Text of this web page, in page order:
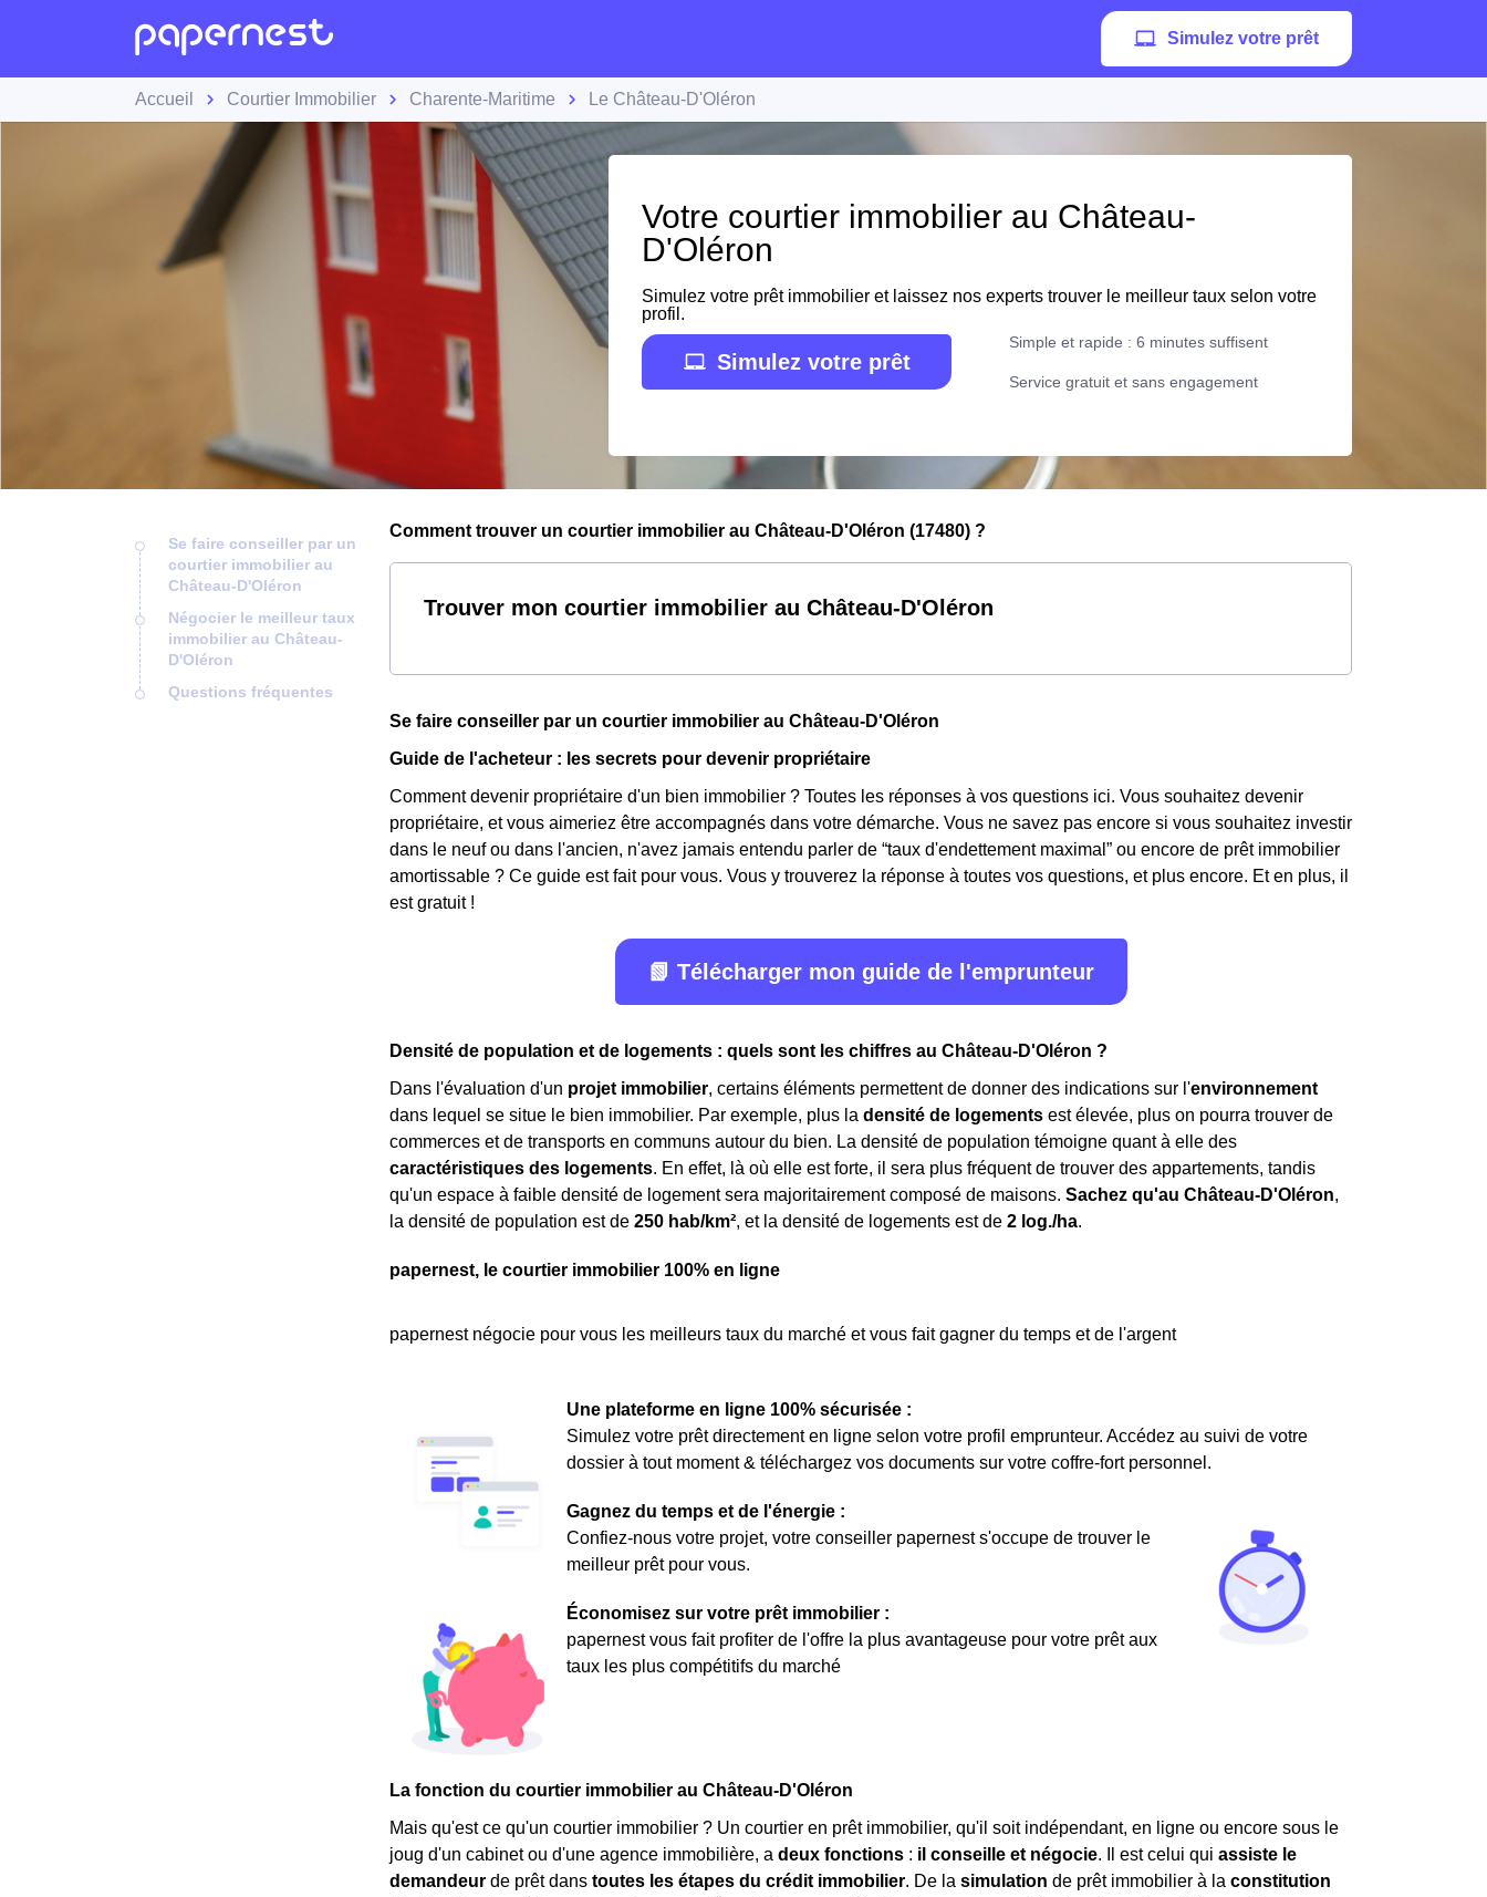
Simulez votre prêt
Accueil Courtier Immobilier Charente-Maritime Le Château-D'Oléron
Votre courtier immobilier au Château-
D'Oléron
Simulez votre prêt immobilier et laissez nos experts trouver le meilleur taux selon votre
profil.
Simulez votre prêt
Simple et rapide : 6 minutes suffisent
Service gratuit et sans engagement
Se faire conseiller par un
courtier immobilier au
Château-D'Oléron
Négocier le meilleur taux
immobilier au Château-
D'Oléron
Questions fréquentes
Comment trouver un courtier immobilier au Château-D'Oléron (17480) ?
Trouver mon courtier immobilier au Château-D'Oléron
Se faire conseiller par un courtier immobilier au Château-D'Oléron
Guide de l'acheteur : les secrets pour devenir propriétaire
Comment devenir propriétaire d'un bien immobilier ? Toutes les réponses à vos questions ici. Vous souhaitez devenir
propriétaire, et vous aimeriez être accompagnés dans votre démarche. Vous ne savez pas encore si vous souhaitez investir
dans le neuf ou dans l'ancien, n'avez jamais entendu parler de “taux d'endettement maximal” ou encore de prêt immobilier
amortissable ? Ce guide est fait pour vous. Vous y trouverez la réponse à toutes vos questions, et plus encore. Et en plus, il
est gratuit !
📗 Télécharger mon guide de l'emprunteur
Densité de population et de logements : quels sont les chiffres au Château-D'Oléron ?
Dans l'évaluation d'un projet immobilier, certains éléments permettent de donner des indications sur l'environnement
dans lequel se situe le bien immobilier. Par exemple, plus la densité de logements est élevée, plus on pourra trouver de
commerces et de transports en communs autour du bien. La densité de population témoigne quant à elle des
caractéristiques des logements. En effet, là où elle est forte, il sera plus fréquent de trouver des appartements, tandis
qu'un espace à faible densité de logement sera majoritairement composé de maisons. Sachez qu'au Château-D'Oléron,
la densité de population est de 250 hab/km², et la densité de logements est de 2 log./ha.
papernest, le courtier immobilier 100% en ligne
papernest négocie pour vous les meilleurs taux du marché et vous fait gagner du temps et de l'argent
Une plateforme en ligne 100% sécurisée :
Simulez votre prêt directement en ligne selon votre profil emprunteur. Accédez au suivi de votre
dossier à tout moment & téléchargez vos documents sur votre coffre-fort personnel.
Gagnez du temps et de l'énergie :
Confiez-nous votre projet, votre conseiller papernest s'occupe de trouver le
meilleur prêt pour vous.
Économisez sur votre prêt immobilier :
papernest vous fait profiter de l'offre la plus avantageuse pour votre prêt aux
taux les plus compétitifs du marché
La fonction du courtier immobilier au Château-D'Oléron
Mais qu'est ce qu'un courtier immobilier ? Un courtier en prêt immobilier, qu'il soit indépendant, en ligne ou encore sous le
joug d'un cabinet ou d'une agence immobilière, a deux fonctions : il conseille et négocie. Il est celui qui assiste le
demandeur de prêt dans toutes les étapes du crédit immobilier. De la simulation de prêt immobilier à la constitution